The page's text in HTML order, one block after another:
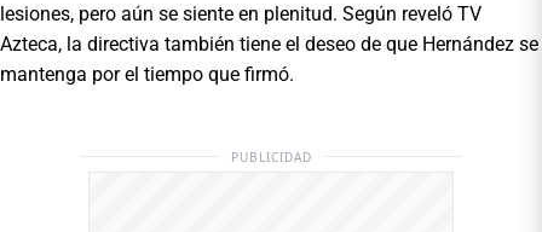
lesiones, pero aún se siente en plenitud. Según reveló TV
Azteca, la directiva también tiene el deseo de que Hernández se
mantenga por el tiempo que firmó.
PUBLICIDAD